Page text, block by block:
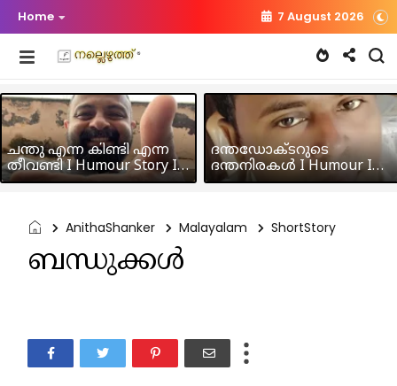
Home 7 August 2026
ചന്തു എന്ന കിണ്ടി എന്ന
തീവണ്ടി I Humour Story I
Rajeev Panicker
ദന്തഡോക്ടറുടെ
ദന്തനിരകൾ I Humour I
Hussain MK
AnithaShanker Malayalam ShortStory
ബന്ധുക്കൾ